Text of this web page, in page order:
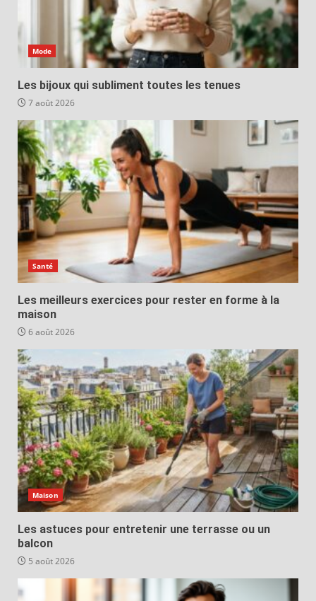
Mode
Les bijoux qui subliment toutes les tenues
7 août 2026
Santé
Les meilleurs exercices pour rester en forme à la
maison
6 août 2026
Maison
Les astuces pour entretenir une terrasse ou un
balcon
5 août 2026